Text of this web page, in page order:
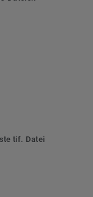
tif. Datei